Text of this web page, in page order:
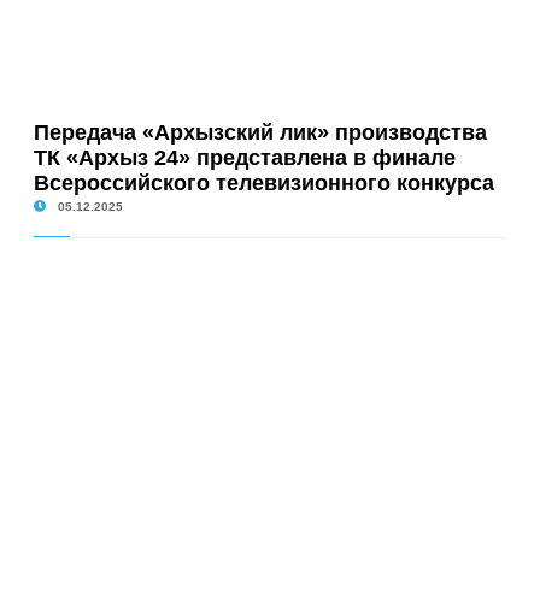
Передача «Архызский лик» производства
ТК «Архыз 24» представлена в финале
Всероссийского телевизионного конкурса
05.12.2025